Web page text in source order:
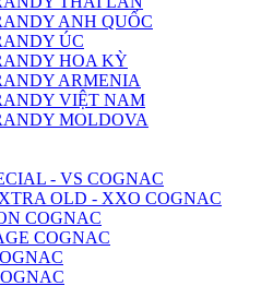
ANH QUỐC
ÚC
HOA KỲ
ARMENIA
VIỆT NAM
MOLDOVA
- VS COGNAC
OLD - XXO COGNAC
COGNAC
COGNAC